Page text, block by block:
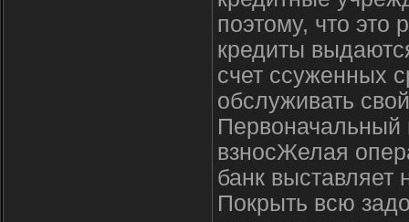
поэтому, что это
кредиты
счет ссуженных
обслуживать
Первоначальный
взносЖелая
банк выставляет
Покрыть всю